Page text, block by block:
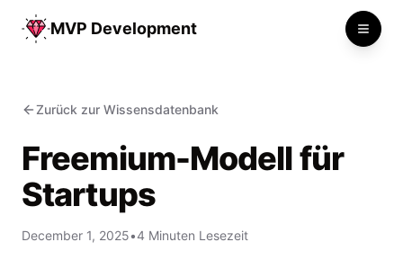
MVP Development
Zurück zur Wissensdatenbank
Freemium-Modell für
Startups
December 1, 2025•4 Minuten Lesezeit